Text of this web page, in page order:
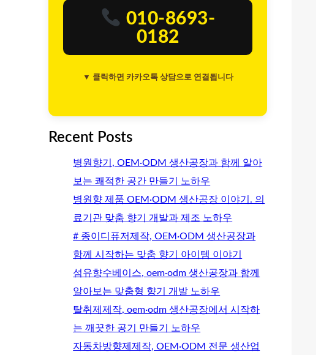
010-8693-
0182
▼ 클릭하면 카카오톡 상담으로 연결됩니다
Recent Posts
병원향기, OEM·ODM 생산공장과 함께 알아
보는 쾌적한 공간 만들기 노하우
병원향 제품 OEM·ODM 생산공장 이야기. 의
료기관 맞춤 향기 개발과 제조 노하우
# 종이디퓨저제작, OEM·ODM 생산공장과
함께 시작하는 맞춤 향기 아이템 이야기
섬유향수베이스, oem·odm 생산공장과 함께
알아보는 맞춤형 향기 개발 노하우
탈취제제작, oem·odm 생산공장에서 시작하
는 깨끗한 공기 만들기 노하우
자동차방향제제작, OEM·ODM 전문 생산업